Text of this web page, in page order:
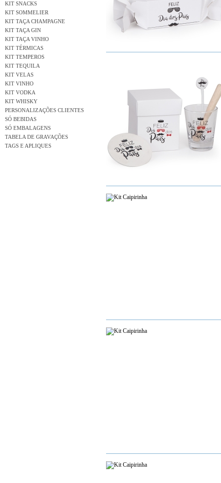
KIT SNACKS
KIT SOMMELIER
KIT TAÇA CHAMPAGNE
KIT TAÇA GIN
KIT TAÇA VINHO
KIT TÉRMICAS
KIT TEMPEROS
KIT TEQUILA
KIT VELAS
KIT VINHO
KIT VODKA
KIT WHISKY
PERSONALIZAÇÕES CLIENTES
SÓ BEBIDAS
SÓ EMBALAGENS
TABELA DE GRAVAÇÕES
TAGS E APLIQUES